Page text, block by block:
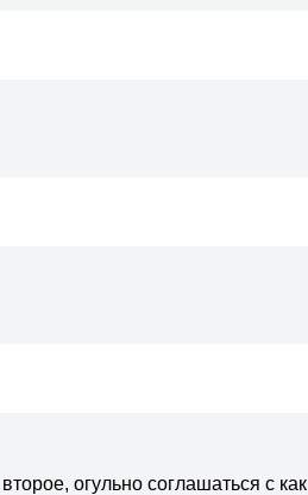
огульно соглашаться с как